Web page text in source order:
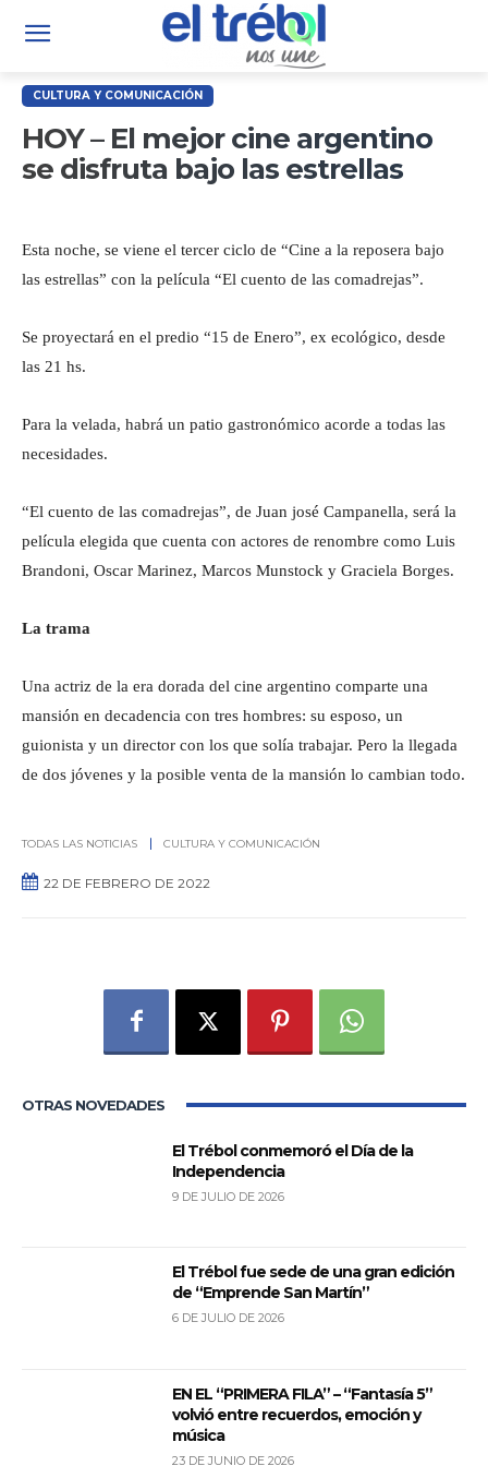
CULTURA Y COMUNICACIÓN
HOY – El mejor cine argentino
se disfruta bajo las estrellas
Esta noche, se viene el tercer ciclo de “Cine a la reposera bajo
las estrellas” con la película “El cuento de las comadrejas”.
Se proyectará en el predio “15 de Enero”, ex ecológico, desde
las 21 hs.
Para la velada, habrá un patio gastronómico acorde a todas las
necesidades.
“El cuento de las comadrejas”, de Juan josé Campanella, será la
película elegida que cuenta con actores de renombre como Luis
Brandoni, Oscar Marinez, Marcos Munstock y Graciela Borges.
La trama
Una actriz de la era dorada del cine argentino comparte una
mansión en decadencia con tres hombres: su esposo, un
guionista y un director con los que solía trabajar. Pero la llegada
de dos jóvenes y la posible venta de la mansión lo cambian todo.
TODAS LAS NOTICIAS CULTURA Y COMUNICACIÓN
22 DE FEBRERO DE 2022
OTRAS NOVEDADES
El Trébol conmemoró el Día de la
Independencia
9 DE JULIO DE 2026
El Trébol fue sede de una gran edición
de “Emprende San Martín”
6 DE JULIO DE 2026
EN EL “PRIMERA FILA” – “Fantasía 5”
volvió entre recuerdos, emoción y
música
23 DE JUNIO DE 2026